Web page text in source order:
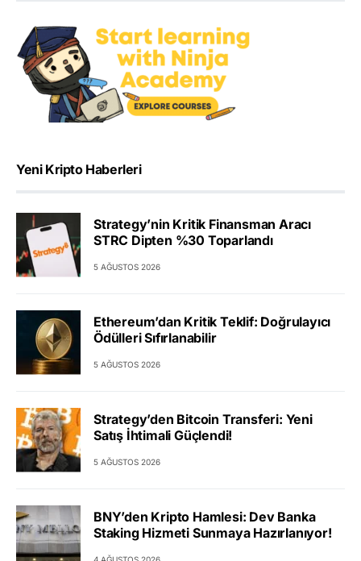
Yeni Kripto Haberleri
Strategy’nin Kritik Finansman Aracı
STRC Dipten %30 Toparlandı
5 AĞUSTOS 2026
Ethereum’dan Kritik Teklif: Doğrulayıcı
Ödülleri Sıfırlanabilir
5 AĞUSTOS 2026
Strategy’den Bitcoin Transferi: Yeni
Satış İhtimali Güçlendi!
5 AĞUSTOS 2026
BNY’den Kripto Hamlesi: Dev Banka
Staking Hizmeti Sunmaya Hazırlanıyor!